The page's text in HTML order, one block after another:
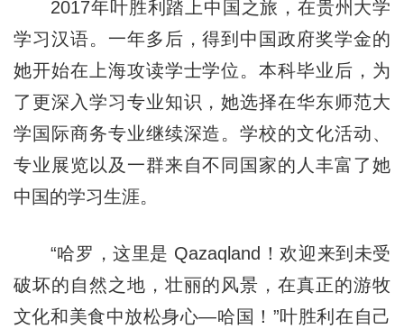
2017年叶胜利踏上中国之旅，在贵州大学
学习汉语。一年多后，得到中国政府奖学金的
她开始在上海攻读学士学位。本科毕业后，为
了更深入学习专业知识，她选择在华东师范大
学国际商务专业继续深造。学校的文化活动、
专业展览以及一群来自不同国家的人丰富了她
中国的学习生涯。
“哈罗，这里是 Qazaqland！欢迎来到未受
破坏的自然之地，壮丽的风景，在真正的游牧
文化和美食中放松身心—哈国！”叶胜利在自己